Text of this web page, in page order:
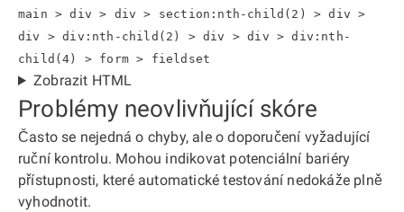
main > div > div > section:nth-child(2) > div >
div > div:nth-child(2) > div > div > div:nth-
child(4) > form > fieldset
Zobrazit HTML
Problémy neovlivňující skóre
Často se nejedná o chyby, ale o doporučení vyžadující
ruční kontrolu. Mohou indikovat potenciální bariéry
přístupnosti, které automatické testování nedokáže plně
vyhodnotit.